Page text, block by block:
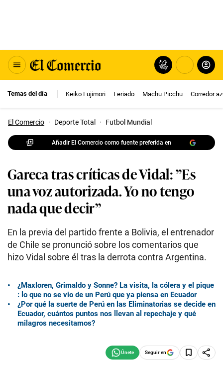
Temas del día Keiko Fujimori Feriado Machu Picchu Corredor
El Comercio · Deporte Total · Futbol Mundial
Añadir El Comercio como fuente preferida en
Gareca tras críticas de Vidal: ”Es
una voz autorizada. Yo no tengo
nada que decir”
En la previa del partido frente a Bolivia, el entrenador
de Chile se pronunció sobre los comentarios que
hizo Vidal sobre él tras la derrota contra Argentina.
¿Maxloren, Grimaldo y Sonne? La visita, la cólera y el pique
: lo que no se vio de un Perú que ya piensa en Ecuador
¿Por qué la suerte de Perú en las Eliminatorias se decide en
Ecuador, cuántos puntos nos llevan al repechaje y qué
milagros necesitamos?
Seguir en